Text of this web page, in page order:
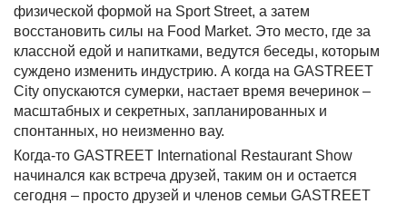
физической формой на Sport Street, а затем
восстановить силы на Food Market. Это место, где за
классной едой и напитками, ведутся беседы, которым
суждено изменить индустрию. А когда на GASTREET
City опускаются сумерки, настает время вечеринок –
масштабных и секретных, запланированных и
спонтанных, но неизменно вау.
Когда-то GASTREET International Restaurant Show
начинался как встреча друзей, таким он и остается
сегодня – просто друзей и членов семьи GASTREET